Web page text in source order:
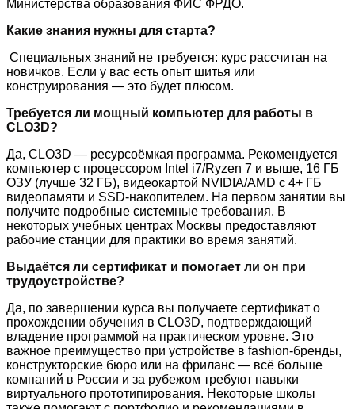
Министерства образования ФИС ФРДО.
Какие знания нужны для старта?
Специальных знаний не требуется: курс рассчитан на
новичков. Если у вас есть опыт шитья или
конструирования — это будет плюсом.
Требуется ли мощный компьютер для работы в
CLO3D?
Да, CLO3D — ресурсоёмкая программа. Рекомендуется
компьютер с процессором Intel i7/Ryzen 7 и выше, 16 ГБ
ОЗУ (лучше 32 ГБ), видеокартой NVIDIA/AMD с 4+ ГБ
видеопамяти и SSD-накопителем. На первом занятии вы
получите подробные системные требования. В
некоторых учебных центрах Москвы предоставляют
рабочие станции для практики во время занятий.
Выдаётся ли сертификат и помогает ли он при
трудоустройстве?
Да, по завершении курса вы получаете сертификат о
прохождении обучения в CLO3D, подтверждающий
владение программой на практическом уровне. Это
важное преимущество при устройстве в fashion-бренды,
конструкторские бюро или на фриланс — всё больше
компаний в России и за рубежом требуют навыки
виртуального прототипирования. Некоторые школы